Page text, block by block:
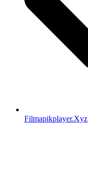
Filmapikplayer.Xyz